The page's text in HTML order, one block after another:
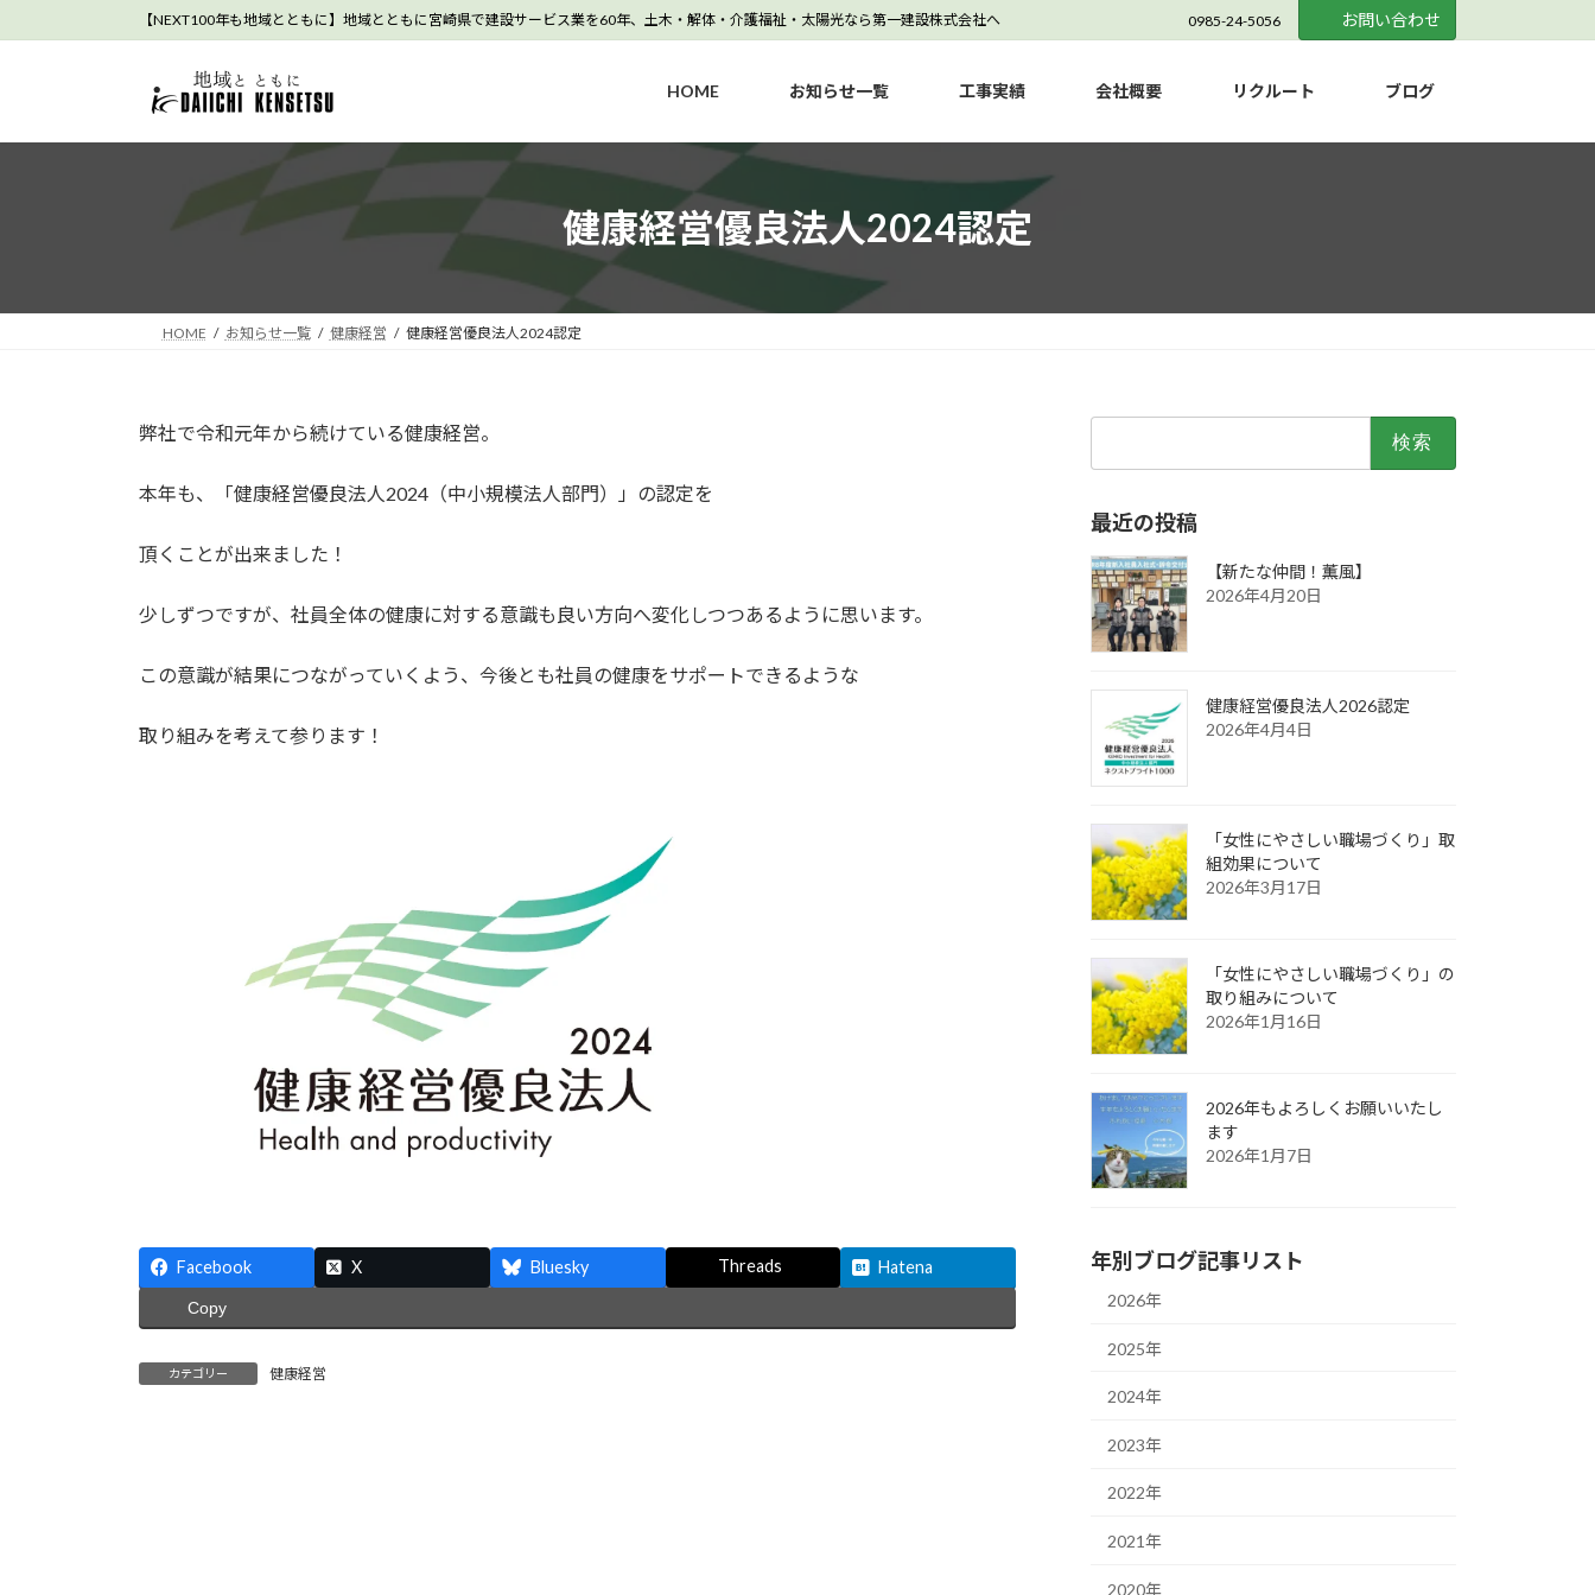
ン
ビ
【NEXT100年も地域とともに】地域とともに宮崎県で建設サービス業を60年、土木・解体・介護福祉・太陽光なら第一建設株式会社へ 0985-24-5056 お問い合わせ
HOME お知らせ一覧 工事実績 会社概要 リクルート ブログ
健康経営優良法人2024認定
HOME お知らせ一覧 健康経営 健康経営優良法人2024認定
弊社で令和元年から続けている健康経営。
本年も、「健康経営優良法人2024（中小規模法人部門）」の認定を
頂くことが出来ました！
少しずつですが、社員全体の健康に対する意識も良い方向へ変化しつつあるように思います。
この意識が結果につながっていくよう、今後とも社員の健康をサポートできるような
取り組みを考えて参ります！
Facebook X Bluesky Threads Hatena
Copy
カテゴリー 健康経営
最近の投稿
【新たな仲間！薫風】
2026年4月20日
健康経営優良法人2026認定
2026年4月4日
「女性にやさしい職場づくり」取
組効果について
2026年3月17日
「女性にやさしい職場づくり」の
取り組みについて
2026年1月16日
2026年もよろしくお願いいたし
ます
2026年1月7日
年別ブログ記事リスト
2026年
2025年
2024年
2023年
2022年
2021年
2020年